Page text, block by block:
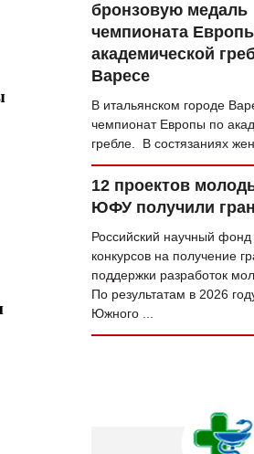
бронзовую медаль
чемпионата
академической
Варесе
В итальянском городе
чемпионат Европы по
гребле. В состязаниях
12 проектов
ЮФУ получили
Российский научный фонд
конкурсов на получение
поддержки разработок
По результатам в 2026
Южного ...